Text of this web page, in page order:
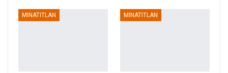
MINATITLAN MINATITLAN